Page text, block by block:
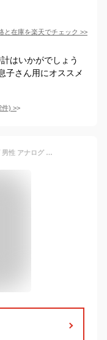
と在庫を楽天でチェック >>
はいかがでしょう
子さん用にオススメ
件) >
FOSSIL フォッシル 腕時計 時計 メンズ 男性 アナログ クオーツ 電池 3針 シンプル 日付 デイト BELMAR ベルマー カジュアル ビジネス 仕事 就活 防水 ステンレス メタル ブレス ブラック 黒 FS5531 プレゼント ギフト 1年保証 送料無料